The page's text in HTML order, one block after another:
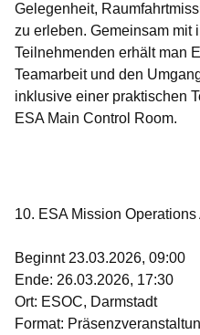
Gelegenheit,
zu erleben. Gemeinsam mit
Teilnehmenden erhält man
Teamarbeit und den
inklusive einer praktischen
ESA Main Control Room.
10. ESA Mission Operations
Beginnt 23.03.2026, 09:00
Ende: 26.03.2026, 17:30
Ort: ESOC, Darmstadt
Format: